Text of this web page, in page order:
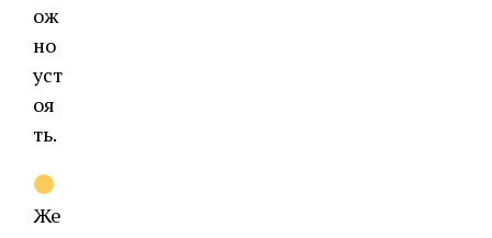
ож
но
уст
оя
ть.
Же